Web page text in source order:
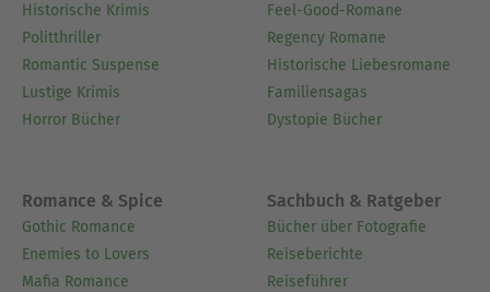
Historische Krimis
Politthriller
Romantic Suspense
Lustige Krimis
Horror Bücher
Feel-Good-Romane
Regency Romane
Historische Liebesromane
Familiensagas
Dystopie Bücher
Romance & Spice
Gothic Romance
Enemies to Lovers
Mafia Romance
Sachbuch & Ratgeber
Bücher über Fotografie
Reiseberichte
Reiseführer